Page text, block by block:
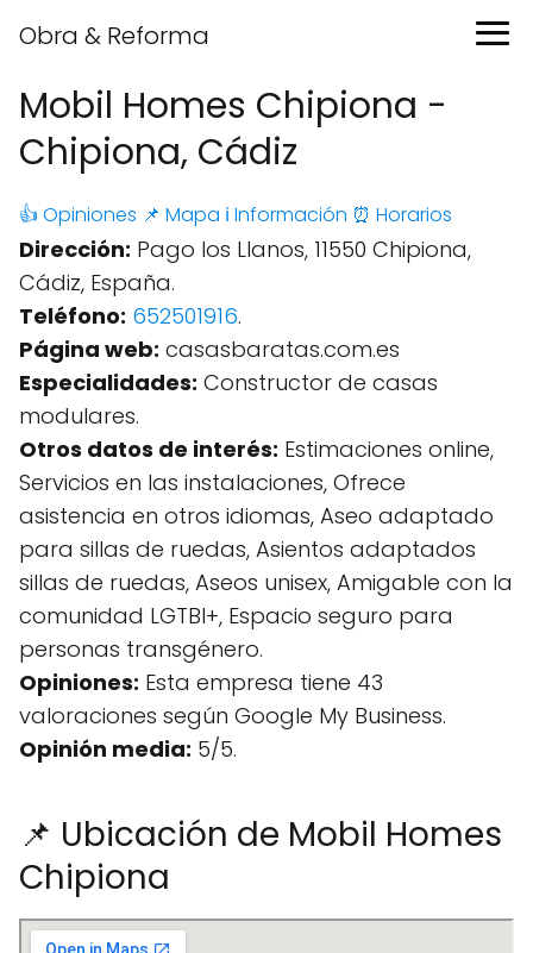
Obra & Reforma
Mobil Homes Chipiona -
Chipiona, Cádiz
👍 Opiniones 📌 Mapa ℹ️ Información ⏰ Horarios
Dirección: Pago los Llanos, 11550 Chipiona,
Cádiz, España.
Teléfono: 652501916.
Página web: casasbaratas.com.es
Especialidades: Constructor de casas
modulares.
Otros datos de interés: Estimaciones online,
Servicios en las instalaciones, Ofrece
asistencia en otros idiomas, Aseo adaptado
para sillas de ruedas, Asientos adaptados
sillas de ruedas, Aseos unisex, Amigable con la
comunidad LGTBI+, Espacio seguro para
personas transgénero.
Opiniones: Esta empresa tiene 43
valoraciones según Google My Business.
Opinión media: 5/5.
📌 Ubicación de Mobil Homes
Chipiona